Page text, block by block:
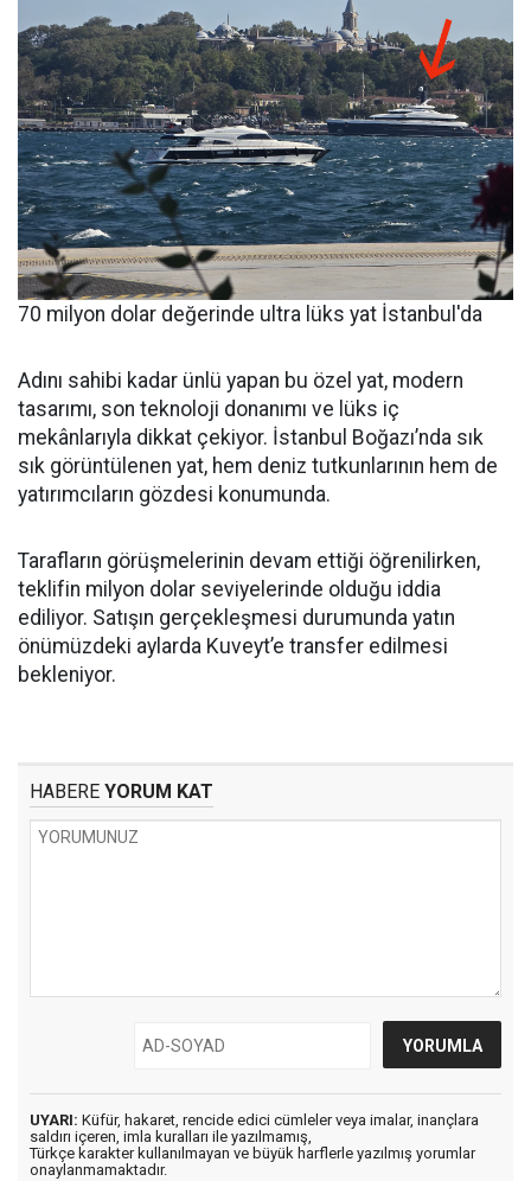
70 milyon dolar değerinde ultra lüks yat İstanbul'da
Adını sahibi kadar ünlü yapan bu özel yat, modern
tasarımı, son teknoloji donanımı ve lüks iç
mekânlarıyla dikkat çekiyor. İstanbul Boğazı’nda sık
sık görüntülenen yat, hem deniz tutkunlarının hem de
yatırımcıların gözdesi konumunda.
Tarafların görüşmelerinin devam ettiği öğrenilirken,
teklifin milyon dolar seviyelerinde olduğu iddia
ediliyor. Satışın gerçekleşmesi durumunda yatın
önümüzdeki aylarda Kuveyt’e transfer edilmesi
bekleniyor.
HABERE YORUM KAT
UYARI: Küfür, hakaret, rencide edici cümleler veya imalar, inançlara
saldırı içeren, imla kuralları ile yazılmamış,
Türkçe karakter kullanılmayan ve büyük harflerle yazılmış yorumlar
onaylanmamaktadır.